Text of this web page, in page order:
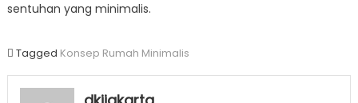
sentuhan yang minimalis.
Tagged Konsep Rumah Minimalis